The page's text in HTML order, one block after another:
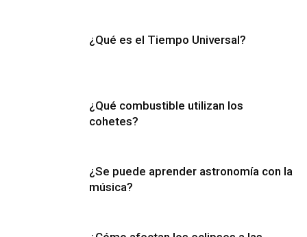
¿Qué es el Tiempo Universal?
¿Qué combustible utilizan los
cohetes?
¿Se puede aprender astronomía con la
música?